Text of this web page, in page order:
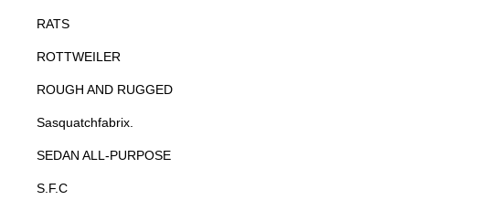
RATS
ROTTWEILER
ROUGH AND RUGGED
Sasquatchfabrix.
SEDAN ALL-PURPOSE
S.F.C